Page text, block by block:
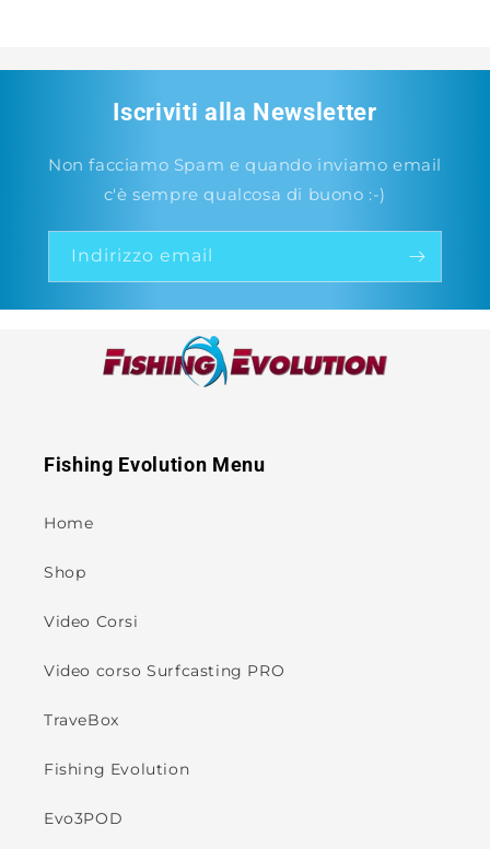
Iscriviti alla Newsletter
Non facciamo Spam e quando inviamo email
c'è sempre qualcosa di buono :-)
Indirizzo email
Fishing Evolution Menu
Home
Shop
Video Corsi
Video corso Surfcasting PRO
TraveBox
Fishing Evolution
Evo3POD